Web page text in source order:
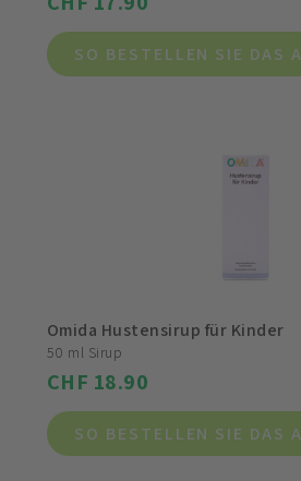
SO BESTELLEN SIE DAS
Omida Hustensirup für Kinder
50 ml Sirup
CHF 18.90
SO BESTELLEN SIE DAS